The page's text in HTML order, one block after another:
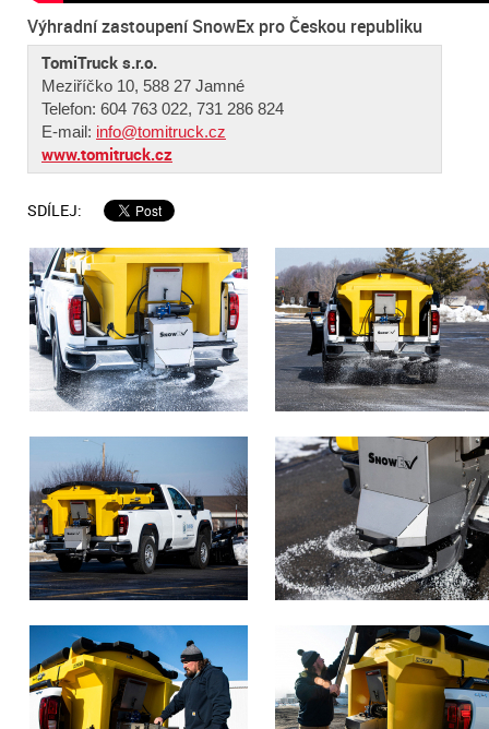
Výhradní zastoupení SnowEx pro Českou republiku
TomiTruck s.r.o.
Meziříčko 10, 588 27 Jamné
Telefon: 604 763 022, 731 286 824
E-mail: info@tomitruck.cz
www.tomitruck.cz
SDÍLEJ: